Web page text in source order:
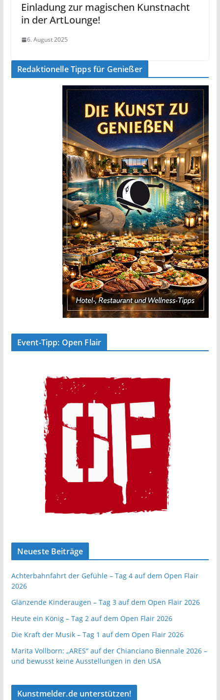
Einladung zur magischen Kunstnacht
in der ArtLounge!
6. August 2025
Redaktionelle Tipps für Genießer
Event-Tipp: Open Flair
Neueste Beiträge
Achterbahnfahrt der Gefühle – Tag 4 auf dem Open Flair
2026
Glänzende Kinderaugen – Tag 3 auf dem Open Flair 2026
Heute ein König – Tag 2 auf dem Open Flair 2026
Die Kraft der Musik – Tag 1 auf dem Open Flair 2026
Marita Vollborn: „ARES“ auf der Chianciano Biennale 2026 –
und bewusst keine Ausstellungen in den USA
Kunstmelder.de unterstützen!